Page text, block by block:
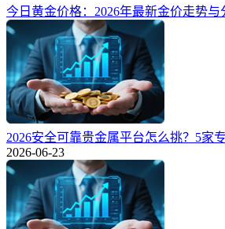
今日黄金价格：2026年最新金价走势与
2026安全可靠贵金属平台怎么挑？5家
2026-06-23